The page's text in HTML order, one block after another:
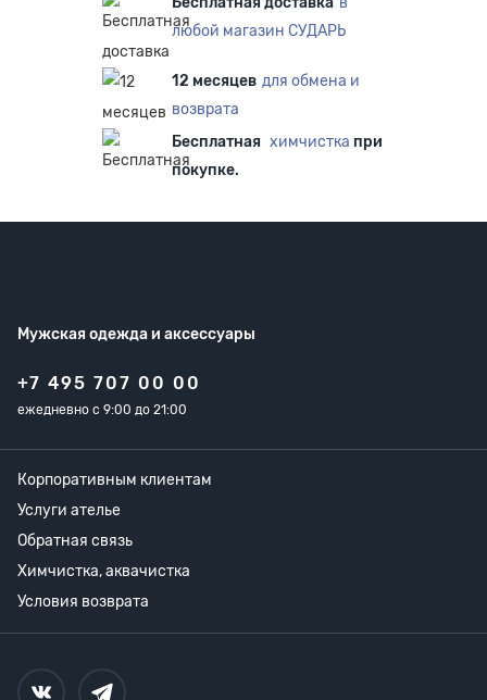
любой магазин СУДАРЬ
12 месяцев для обмена и
возврата
Бесплатная химчистка при
покупке.
Мужская одежда и аксессуары
+7 495 707 00 00
ежедневно с 9:00 до 21:00
Корпоративным клиентам
Услуги ателье
Обратная связь
Химчистка, аквачистка
Условия возврата